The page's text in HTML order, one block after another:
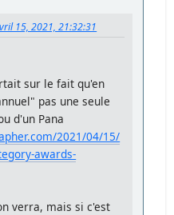
15, 2021, 21:32:31
sur le fait qu'en
pas une seule
d'un Pana
2021/04/15/
awards-
verra, mais si c'est